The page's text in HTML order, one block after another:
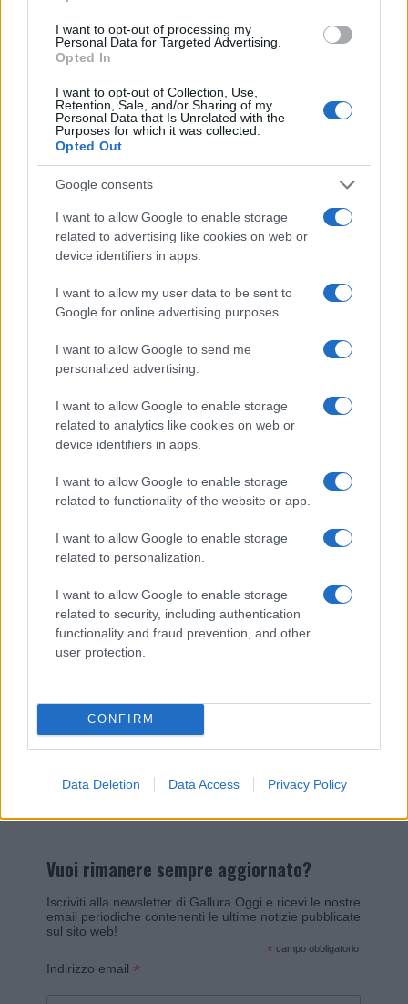
I want to opt-out of processing my
Personal Data for Targeted Advertising.
Opted In
I want to opt-out of Collection, Use,
Retention, Sale, and/or Sharing of my
Personal Data that Is Unrelated with the
Purposes for which it was collected.
Opted Out
Google consents
I want to allow Google to enable storage
related to advertising like cookies on web or
device identifiers in apps.
I want to allow my user data to be sent to
Google for online advertising purposes.
I want to allow Google to send me
personalized advertising.
I want to allow Google to enable storage
related to analytics like cookies on web or
device identifiers in apps.
I want to allow Google to enable storage
related to functionality of the website or app.
I want to allow Google to enable storage
related to personalization.
I want to allow Google to enable storage
related to security, including authentication
functionality and fraud prevention, and other
user protection.
CONFIRM
Data Deletion Data Access Privacy Policy
NECROLOGIE
Mario Malu
I nostri cari
I nostri cari
I nostri cari
Giovannimaria Cabras
Invia un Comunicato Stampa|Pubblicità|Segnala
Vuoi rimanere sempre aggiornato?
Iscriviti alla newsletter di Gallura Oggi e ricevi le nostre
email periodiche contenenti le ultime notizie pubblicate
sul sito web!
* campo obbligatorio
Indirizzo email *